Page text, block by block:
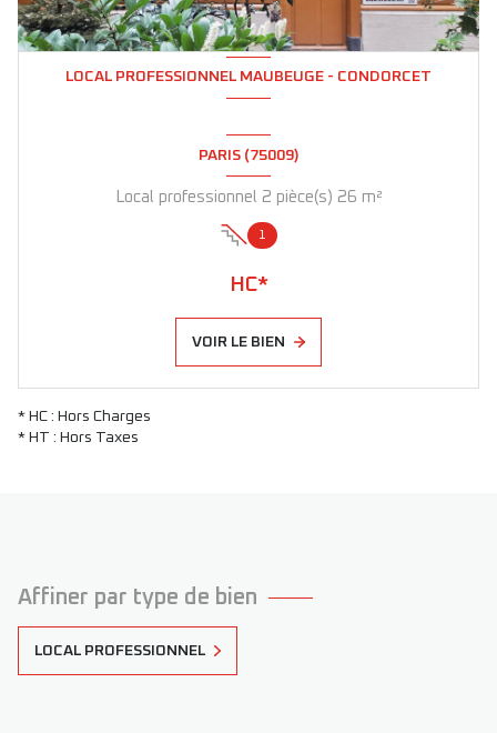
LOCAL PROFESSIONNEL MAUBEUGE - CONDORCET
PARIS (75009)
Local professionnel 2 pièce(s) 26 m²
1
HC*
VOIR LE BIEN
* HC : Hors Charges
* HT : Hors Taxes
Affiner par type de bien
LOCAL PROFESSIONNEL